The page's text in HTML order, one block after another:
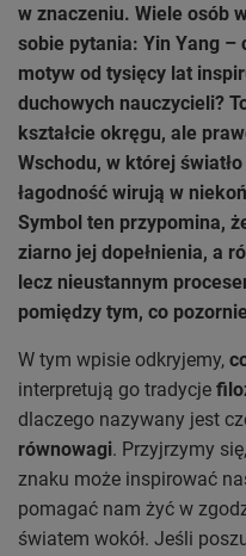
w znaczeniu. Wiele osób
sobie pytania: Yin Yang –
motyw od tysięcy lat
duchowych nauczycieli?
kształcie okręgu, ale
Wschodu, w której
łagodność wirują w
Symbol ten przypomina,
ziarno jej dopełnienia, a
lecz nieustannym
pomiędzy tym, co
W tym wpisie odkryjemy,
interpretują go tradycje
dlaczego nazywany jest
równowagi. Przyjrzymy
znaku może inspirować
pomagać nam żyć w
światem wokół. Jeśli